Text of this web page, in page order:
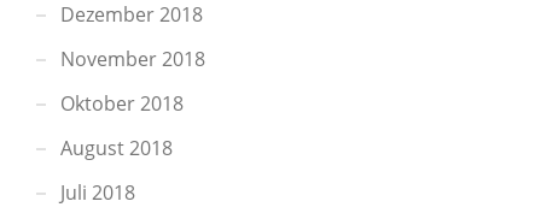
Dezember 2018
November 2018
Oktober 2018
August 2018
Juli 2018